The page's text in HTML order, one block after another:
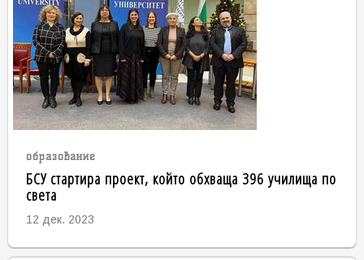
образование
БСУ стартира проект, който обхваща 396 училища по
света
12 дек. 2023